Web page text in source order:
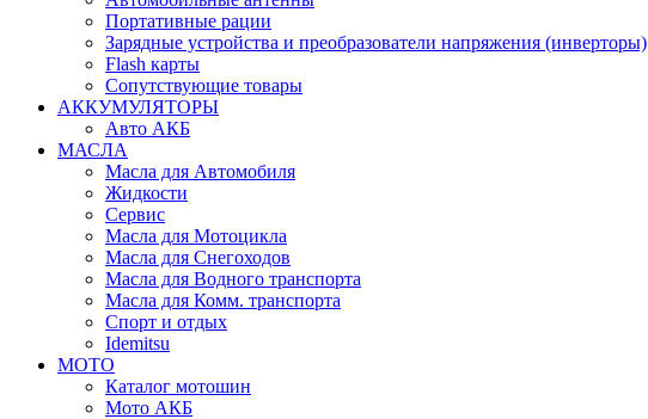
Портативные рации
Зарядные устройства и преобразователи напряжения (инверторы)
Flash карты
Сопутствующие товары
АККУМУЛЯТОРЫ
Авто АКБ
МАСЛА
Масла для Автомобиля
Жидкости
Сервис
Масла для Мотоцикла
Масла для Снегоходов
Масла для Водного транспорта
Масла для Комм. транспорта
Спорт и отдых
Idemitsu
МОТО
Каталог мотошин
Мото АКБ